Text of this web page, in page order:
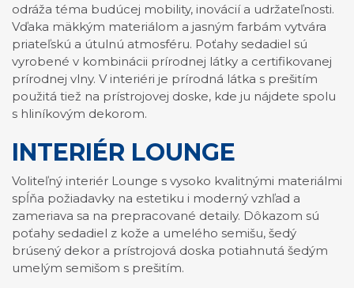
odráža téma budúcej mobility, inovácií a udržateľnosti.
Vďaka mäkkým materiálom a jasným farbám vytvára
priateľskú a útulnú atmosféru. Poťahy sedadiel sú
vyrobené v kombinácii prírodnej látky a certifikovanej
prírodnej vlny. V interiéri je prírodná látka s prešitím
použitá tiež na prístrojovej doske, kde ju nájdete spolu
s hliníkovým dekorom.
INTERIÉR LOUNGE
Voliteľný interiér Lounge s vysoko kvalitnými materiálmi
spĺňa požiadavky na estetiku i moderný vzhľad a
zameriava sa na prepracované detaily. Dôkazom sú
poťahy sedadiel z kože a umelého semišu, šedý
brúsený dekor a prístrojová doska potiahnutá šedým
umelým semišom s prešitím.